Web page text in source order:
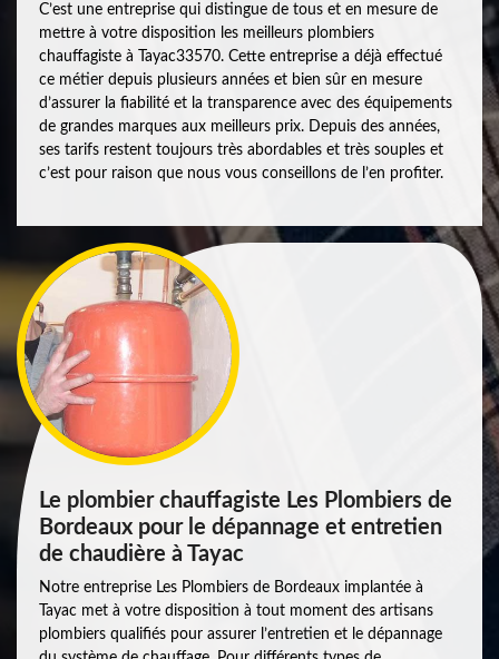
C’est une entreprise qui distingue de tous et en mesure de
mettre à votre disposition les meilleurs plombiers
chauffagiste à Tayac33570. Cette entreprise a déjà effectué
ce métier depuis plusieurs années et bien sûr en mesure
d’assurer la fiabilité et la transparence avec des équipements
de grandes marques aux meilleurs prix. Depuis des années,
ses tarifs restent toujours très abordables et très souples et
c’est pour raison que nous vous conseillons de l’en profiter.
Le plombier chauffagiste Les Plombiers de
Bordeaux pour le dépannage et entretien
de chaudière à Tayac
Notre entreprise Les Plombiers de Bordeaux implantée à
Tayac met à votre disposition à tout moment des artisans
plombiers qualifiés pour assurer l’entretien et le dépannage